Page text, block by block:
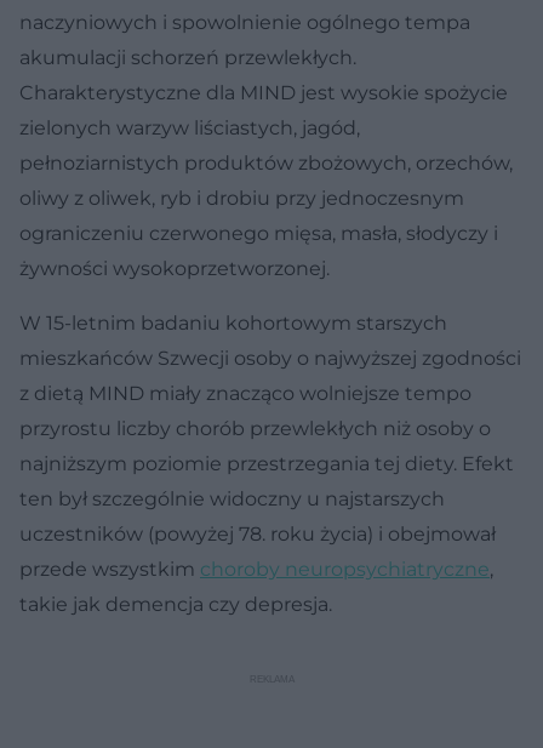
naczyniowych i spowolnienie ogólnego tempa
akumulacji schorzeń przewlekłych.
Charakterystyczne dla MIND jest wysokie spożycie
zielonych warzyw liściastych, jagód,
pełnoziarnistych produktów zbożowych, orzechów,
oliwy z oliwek, ryb i drobiu przy jednoczesnym
ograniczeniu czerwonego mięsa, masła, słodyczy i
żywności wysokoprzetworzonej.
W 15-letnim badaniu kohortowym starszych
mieszkańców Szwecji osoby o najwyższej zgodności
z dietą MIND miały znacząco wolniejsze tempo
przyrostu liczby chorób przewlekłych niż osoby o
najniższym poziomie przestrzegania tej diety. Efekt
ten był szczególnie widoczny u najstarszych
uczestników (powyżej 78. roku życia) i obejmował
przede wszystkim choroby neuropsychiatryczne,
takie jak demencja czy depresja.